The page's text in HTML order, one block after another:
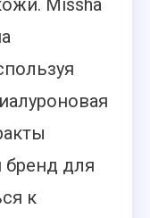
Missha
бренд для
к